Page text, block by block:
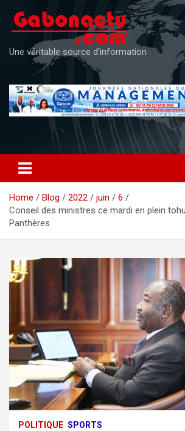
content
Une véritable source d'information
Home Blog 2022 juin
6
Conseil des ministres ce mardi en plein
Panthères
POLITIQUE SPORTS